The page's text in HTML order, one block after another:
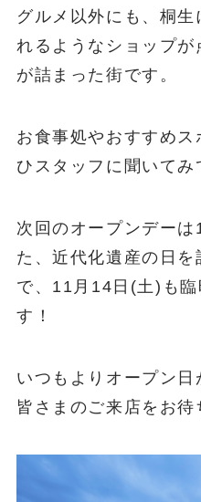
グルメ以外にも、桐
れるようなショップ
が詰まった街です。
お食事処やおすすめ
ひスタッフに聞いてみ
次回のオープンデー
た、近代化遺産の日
で、11月14日(土)も臨
す！
いつもよりオープン
皆さまのご来店をお待